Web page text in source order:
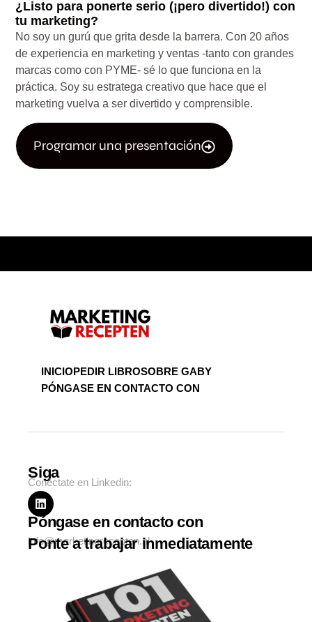
¿Listo para ponerte serio (¡pero divertido!) con
tu marketing?
No soy un gurú que grita desde la barrera. Con 20 años
de experiencia en marketing y ventas -tanto con grandes
marcas como con PYME- sé lo que funciona en la
práctica. Soy su estratega creativo que hace que el
marketing vuelva a ser divertido y comprensible.
Programar una presentación
INICIOPEDIR LIBROSOBRE GABY
PÓNGASE EN CONTACTO CON
Siga
Conéctate en Linkedin:
Póngase en contacto con
info@marketingrecepten.nl
Ponte a trabajar inmediatamente